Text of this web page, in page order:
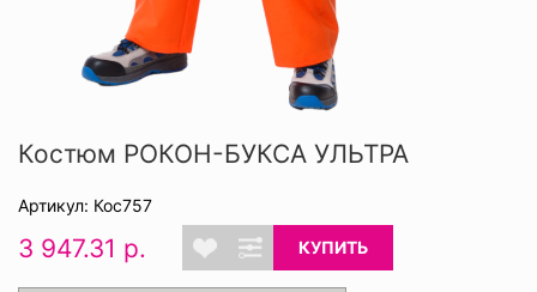
Костюм РОКОН-БУКСА УЛЬТРА
Артикул: Кос757
3 947.31 р. КУПИТЬ